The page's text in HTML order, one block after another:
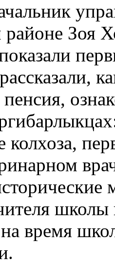
Зоя
пенсия,
колхоза,
время